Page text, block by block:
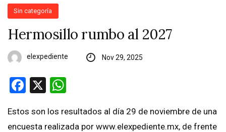
Sin categoría
Hermosillo rumbo al 2027
elexpediente Nov 29, 2025
Facebook
X
Estos son los resultados al día 29 de noviembre de una
encuesta realizada por www.elexpediente.mx, de frente